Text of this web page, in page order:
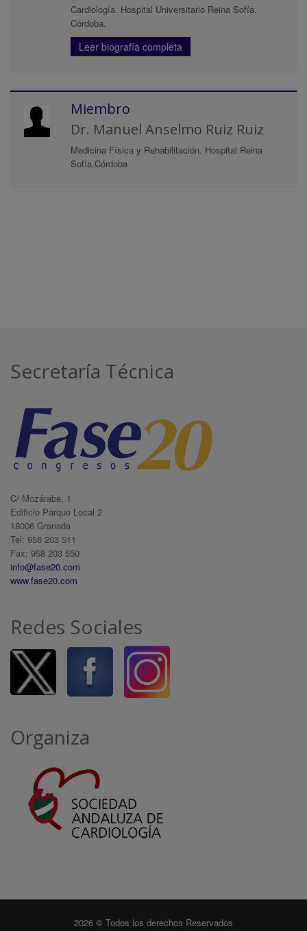
Cardiología. Hospital Universitario Reina Sofía.
Córdoba.
Leer biografía completa
Miembro
Dr. Manuel Anselmo Ruiz Ruiz
Medicina Física y Rehabilitación. Hospital Reina
Sofía.Córdoba
Secretaría Técnica
C/ Mozárabe, 1
Edificio Parque Local 2
18006 Granada
Tel: 958 203 511
Fax: 958 203 550
info@fase20.com
www.fase20.com
Redes Sociales
Organiza
2026 © Todos los derechos Reservados